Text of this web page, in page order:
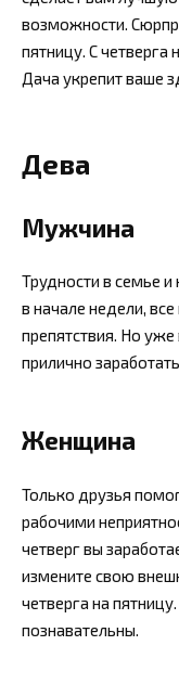
возможности.
пятницу. С четверга
Дача укрепит ваше
Дева
Мужчина
Трудности в семье
в начале недели,
препятствия. Но
прилично
Женщина
Только друзья
рабочими
четверг вы
измените свою
четверга на
познавательны.